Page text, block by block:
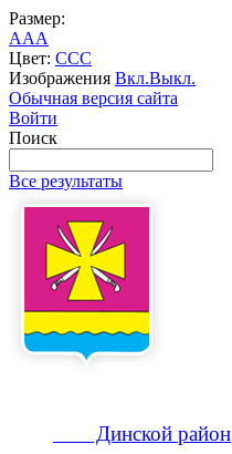
Размер:
AAA
Цвет: CCC
Изображения Вкл.Выкл.
Обычная версия сайта
Войти
Поиск
Все результаты
Динской район